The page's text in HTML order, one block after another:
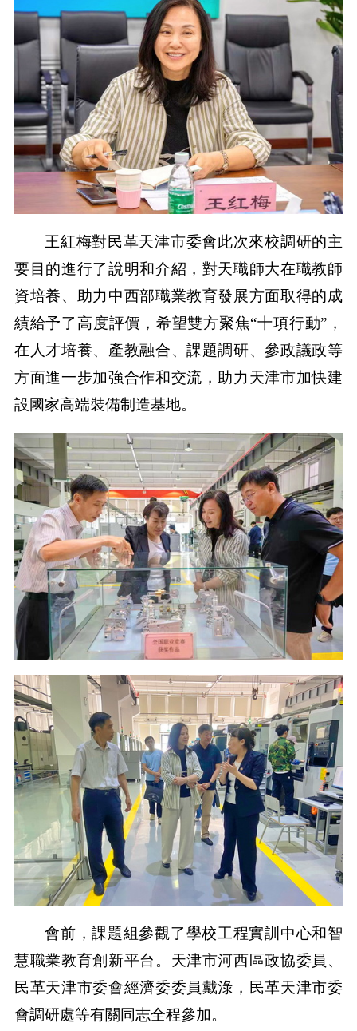
王紅梅對民革天津市委會此次來校調研的主
要目的進行了說明和介紹，對天職師大在職教師
資培養、助力中西部職業教育發展方面取得的成
績給予了高度評價，希望雙方聚焦“十項行動”，
在人才培養、產教融合、課題調研、參政議政等
方面進一步加強合作和交流，助力天津市加快建
設國家高端裝備制造基地。
會前，課題組參觀了學校工程實訓中心和智
慧職業教育創新平台。天津市河西區政協委員、
民革天津市委會經濟委委員戴淥，民革天津市委
會調研處等有關同志全程參加。